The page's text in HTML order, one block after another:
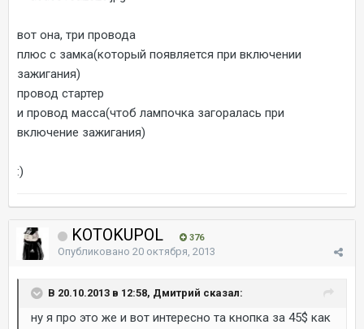
вот она, три провода
плюс с замка(который появляется при включении
зажигания)
провод стартер
и провод масса(чтоб лампочка загоралась при
включение зажигания)
:)
KOTOKUPOL 376
Опубликовано 20 октября, 2013
В 20.10.2013 в 12:58, Дмитрий сказал:
ну я про это же и вот интересно та кнопка за 45$ как